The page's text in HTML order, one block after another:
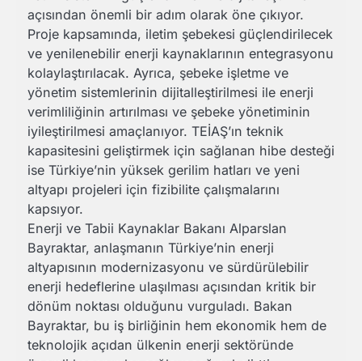
açısından önemli bir adım olarak öne çıkıyor.
Proje kapsamında, iletim şebekesi güçlendirilecek
ve yenilenebilir enerji kaynaklarının entegrasyonu
kolaylaştırılacak. Ayrıca, şebeke işletme ve
yönetim sistemlerinin dijitalleştirilmesi ile enerji
verimliliğinin artırılması ve şebeke yönetiminin
iyileştirilmesi amaçlanıyor. TEİAŞ’ın teknik
kapasitesini geliştirmek için sağlanan hibe desteği
ise Türkiye’nin yüksek gerilim hatları ve yeni
altyapı projeleri için fizibilite çalışmalarını
kapsıyor.
Enerji ve Tabii Kaynaklar Bakanı Alparslan
Bayraktar, anlaşmanın Türkiye’nin enerji
altyapısının modernizasyonu ve sürdürülebilir
enerji hedeflerine ulaşılması açısından kritik bir
dönüm noktası olduğunu vurguladı. Bakan
Bayraktar, bu iş birliğinin hem ekonomik hem de
teknolojik açıdan ülkenin enerji sektöründe